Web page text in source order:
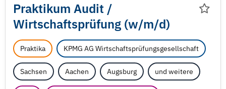
Praktikum Audit /
Wirtschaftsprüfung (w/m/d)
Praktika KPMG AG Wirtschaftsprüfungsgesellschaft
Sachsen Aachen Augsburg und weitere